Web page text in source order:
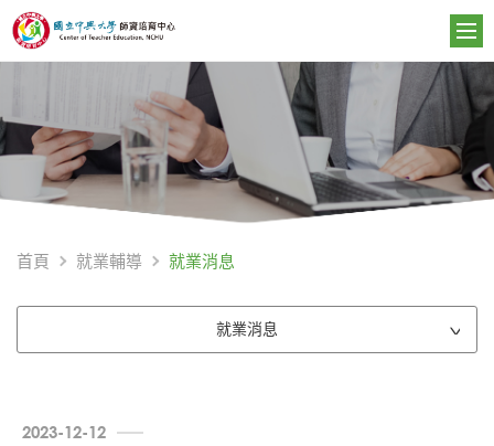
首頁 就業輔導 就業消息
就業消息
2023-12-12